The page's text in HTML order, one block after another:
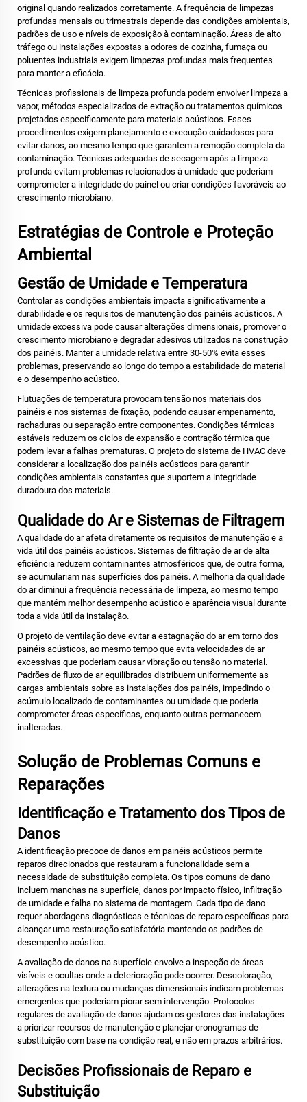
original quando realizados corretamente. A frequência de limpezas
profundas mensais ou trimestrais depende das condições ambientais,
padrões de uso e níveis de exposição à contaminação. Áreas de alto
tráfego ou instalações expostas a odores de cozinha, fumaça ou
poluentes industriais exigem limpezas profundas mais frequentes
para manter a eficácia.
Técnicas profissionais de limpeza profunda podem envolver limpeza a
vapor, métodos especializados de extração ou tratamentos químicos
projetados especificamente para materiais acústicos. Esses
procedimentos exigem planejamento e execução cuidadosos para
evitar danos, ao mesmo tempo que garantem a remoção completa da
contaminação. Técnicas adequadas de secagem após a limpeza
profunda evitam problemas relacionados à umidade que poderiam
comprometer a integridade do painel ou criar condições favoráveis ao
crescimento microbiano.
Estratégias de Controle e Proteção
Ambiental
Gestão de Umidade e Temperatura
Controlar as condições ambientais impacta significativamente a
durabilidade e os requisitos de manutenção dos painéis acústicos. A
umidade excessiva pode causar alterações dimensionais, promover o
crescimento microbiano e degradar adesivos utilizados na construção
dos painéis. Manter a umidade relativa entre 30-50% evita esses
problemas, preservando ao longo do tempo a estabilidade do material
e o desempenho acústico.
Flutuações de temperatura provocam tensão nos materiais dos
painéis e nos sistemas de fixação, podendo causar empenamento,
rachaduras ou separação entre componentes. Condições térmicas
estáveis reduzem os ciclos de expansão e contração térmica que
podem levar a falhas prematuras. O projeto do sistema de HVAC deve
considerar a localização dos painéis acústicos para garantir
condições ambientais constantes que suportem a integridade
duradoura dos materiais.
Qualidade do Ar e Sistemas de Filtragem
A qualidade do ar afeta diretamente os requisitos de manutenção e a
vida útil dos painéis acústicos. Sistemas de filtração de ar de alta
eficiência reduzem contaminantes atmosféricos que, de outra forma,
se acumulariam nas superfícies dos painéis. A melhoria da qualidade
do ar diminui a frequência necessária de limpeza, ao mesmo tempo
que mantém melhor desempenho acústico e aparência visual durante
toda a vida útil da instalação.
O projeto de ventilação deve evitar a estagnação do ar em torno dos
painéis acústicos, ao mesmo tempo que evita velocidades de ar
excessivas que poderiam causar vibração ou tensão no material.
Padrões de fluxo de ar equilibrados distribuem uniformemente as
cargas ambientais sobre as instalações dos painéis, impedindo o
acúmulo localizado de contaminantes ou umidade que poderia
comprometer áreas específicas, enquanto outras permanecem
inalteradas.
Solução de Problemas Comuns e
Reparações
Identificação e Tratamento dos Tipos de
Danos
A identificação precoce de danos em painéis acústicos permite
reparos direcionados que restauram a funcionalidade sem a
necessidade de substituição completa. Os tipos comuns de dano
incluem manchas na superfície, danos por impacto físico, infiltração
de umidade e falha no sistema de montagem. Cada tipo de dano
requer abordagens diagnósticas e técnicas de reparo específicas para
alcançar uma restauração satisfatória mantendo os padrões de
desempenho acústico.
A avaliação de danos na superfície envolve a inspeção de áreas
visíveis e ocultas onde a deterioração pode ocorrer. Descoloração,
alterações na textura ou mudanças dimensionais indicam problemas
emergentes que poderiam piorar sem intervenção. Protocolos
regulares de avaliação de danos ajudam os gestores das instalações
a priorizar recursos de manutenção e planejar cronogramas de
substituição com base na condição real, e não em prazos arbitrários.
Decisões Profissionais de Reparo e
Substituição